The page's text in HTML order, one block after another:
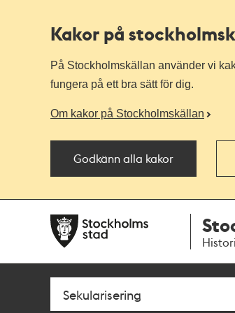
Kakor på
På Stockholmskällan använder vi
fungera på ett bra sätt för dig.
Om kakor på Stockholmskällan
Godkänn alla kakor
navigationen
huvudinnehållet
Sök